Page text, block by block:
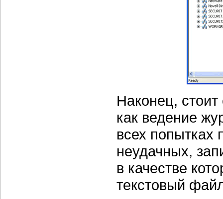
Наконец,
как ведение
всех попытках
неудачных,
в качестве
текстовый